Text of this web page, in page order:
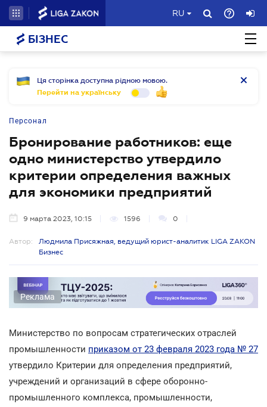
RU
БІЗНЕС
Ця сторінка доступна рідною мовою.
Перейти на українську
Персонал
Бронирование работников: еще
одно министерство утвердило
критерии определения важных
для экономики предприятий
9 марта 2023, 10:15 1596 0
Автор:
Людмила Присяжная, ведущий юрист-аналитик LIGA ZAKON
Бизнес
Реклама
Министерство по вопросам стратегических отраслей
промышленности приказом от 23 февраля 2023 года № 27
утвердило Критерии для определения предприятий,
учреждений и организаций в сфере оборонно-
промышленного комплекса, промышленности,